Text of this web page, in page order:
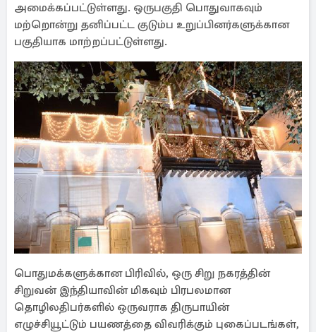
அமைக்கப்பட்டுள்ளது. ஒருபகுதி பொதுவாகவும்
மற்றொன்று தனிப்பட்ட குடும்ப உறுப்பினர்களுக்கான
பகுதியாக மாற்றப்பட்டுள்ளது.
பொதுமக்களுக்கான பிரிவில், ஒரு சிறு நகரத்தின்
சிறுவன் இந்தியாவின் மிகவும் பிரபலமான
தொழிலதிபர்களில் ஒருவராக திருபாயின்
எழுச்சியூட்டும் பயணத்தை விவரிக்கும் புகைப்படங்கள்,